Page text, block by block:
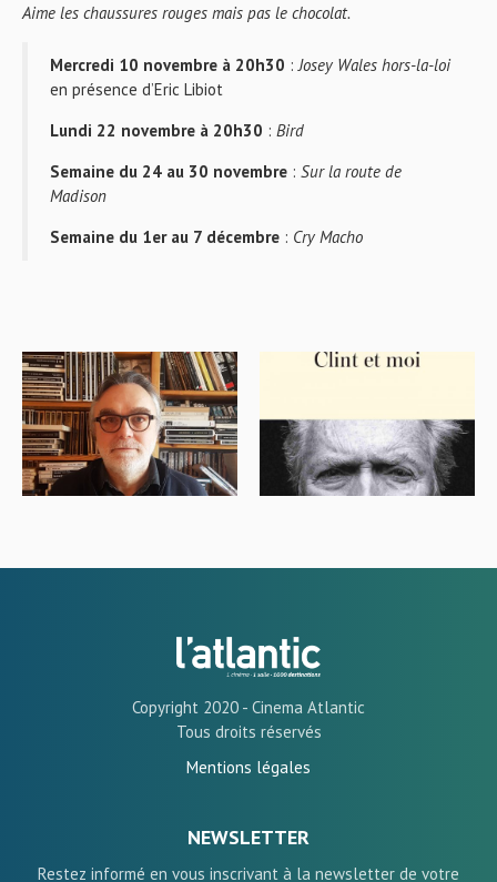
Aime les chaussures rouges mais pas le chocolat.
Mercredi 10 novembre à 20h30 :Josey Wales hors-la-loi
en présence d’Eric Libiot
Lundi 22 novembre à 20h30 : Bird
Semaine du 24 au 30 novembre : Sur la route de
Madison
Semaine du 1er au 7 décembre : Cry Macho
Copyright 2020 - Cinema Atlantic
Tous droits réservés
Mentions légales
NEWSLETTER
Restez informé en vous inscrivant à la newsletter de votre